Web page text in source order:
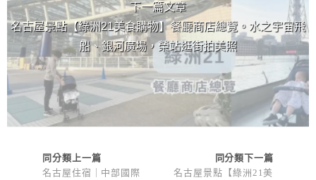
下一篇文章
名古屋景點【綠洲21美食購物】餐廳商店總覽。水之宇宙飛
船、銀河廣場，榮站逛街拍美照
同分類上一篇
名古屋住宿｜中部國際
同分類下一篇
名古屋景點【綠洲21美